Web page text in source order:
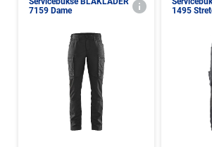
7159 Dame
1495